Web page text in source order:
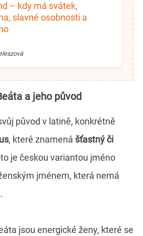
– kdy má svátek,
slavné osobnosti a
a jeho původ
původ v latině, konkrétně
, které znamená šťastný či
je českou variantou jméno
jménem, která nemá
jsou energické ženy, které se